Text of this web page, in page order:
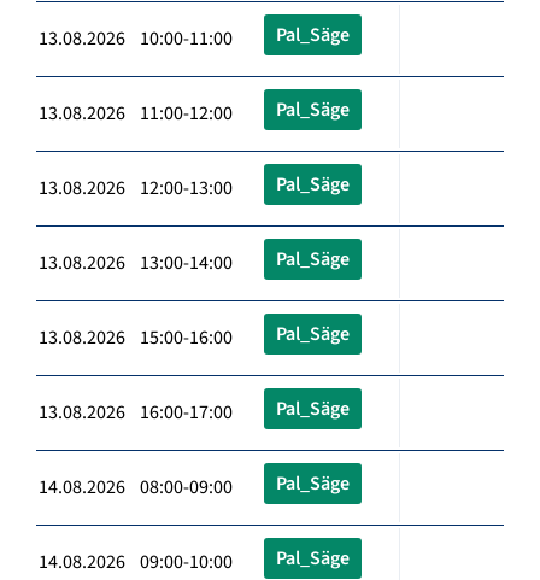
13.08.2026 10:00-11:00 Pal_Säge
13.08.2026 11:00-12:00 Pal_Säge
13.08.2026 12:00-13:00 Pal_Säge
13.08.2026 13:00-14:00 Pal_Säge
13.08.2026 15:00-16:00 Pal_Säge
13.08.2026 16:00-17:00 Pal_Säge
14.08.2026 08:00-09:00 Pal_Säge
14.08.2026 09:00-10:00 Pal_Säge